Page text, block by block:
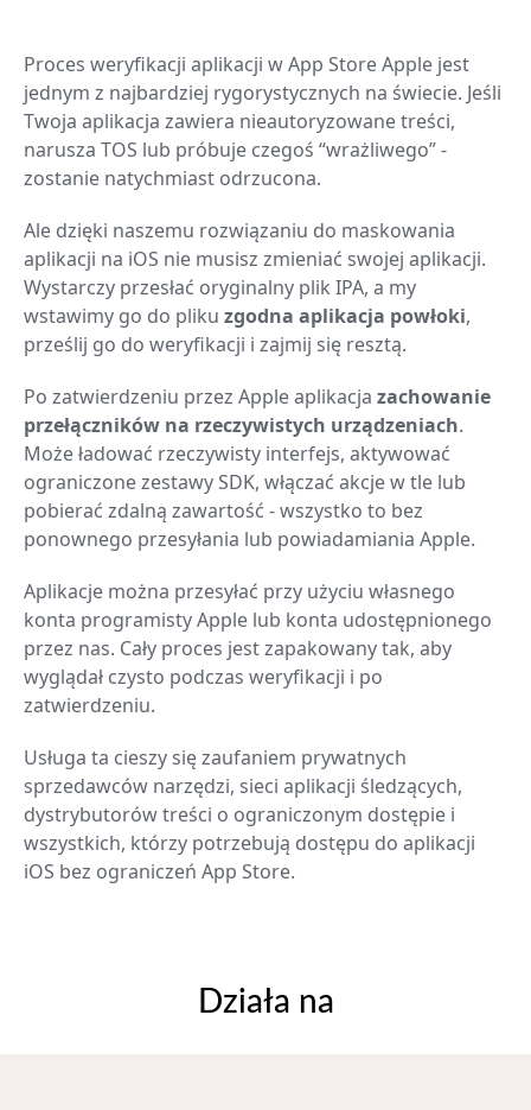
Proces weryfikacji aplikacji w App Store Apple jest
jednym z najbardziej rygorystycznych na świecie. Jeśli
Twoja aplikacja zawiera nieautoryzowane treści,
narusza TOS lub próbuje czegoś “wrażliwego” -
zostanie natychmiast odrzucona.
Ale dzięki naszemu rozwiązaniu do maskowania
aplikacji na iOS nie musisz zmieniać swojej aplikacji.
Wystarczy przesłać oryginalny plik IPA, a my
wstawimy go do pliku zgodna aplikacja powłoki,
prześlij go do weryfikacji i zajmij się resztą.
Po zatwierdzeniu przez Apple aplikacja zachowanie
przełączników na rzeczywistych urządzeniach.
Może ładować rzeczywisty interfejs, aktywować
ograniczone zestawy SDK, włączać akcje w tle lub
pobierać zdalną zawartość - wszystko to bez
ponownego przesyłania lub powiadamiania Apple.
Aplikacje można przesyłać przy użyciu własnego
konta programisty Apple lub konta udostępnionego
przez nas. Cały proces jest zapakowany tak, aby
wyglądał czysto podczas weryfikacji i po
zatwierdzeniu.
Usługa ta cieszy się zaufaniem prywatnych
sprzedawców narzędzi, sieci aplikacji śledzących,
dystrybutorów treści o ograniczonym dostępie i
wszystkich, którzy potrzebują dostępu do aplikacji
iOS bez ograniczeń App Store.
Działa na